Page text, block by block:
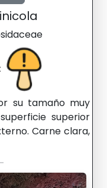
su tamaño muy
superior
Carne clara,